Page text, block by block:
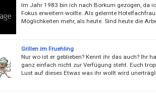
Im Jahr 1983 bin ich nach Borkum gezogen, da
Fokus erweitern wollte. Als gelernte
Möglichkeiten mehr, als heute. Sind heute die
Grillen im Fruehling
Nur wo ist er geblieben? Kennt ihr das auch? Ihr
ganz einfach nicht zur Verfügung steht. Euch
Lust auf dieses Etwas was ihr wollt wird